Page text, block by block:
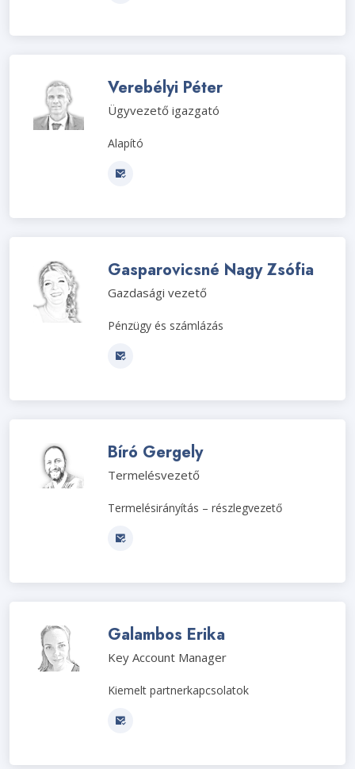
Verebélyi Péter
Ügyvezető igazgató
Alapító
Gasparovicsné Nagy Zsófia
Gazdasági vezető
Pénzügy és számlázás
Bíró Gergely
Termelésvezető
Termelésirányítás – részlegvezető
Galambos Erika
Key Account Manager
Kiemelt partnerkapcsolatok